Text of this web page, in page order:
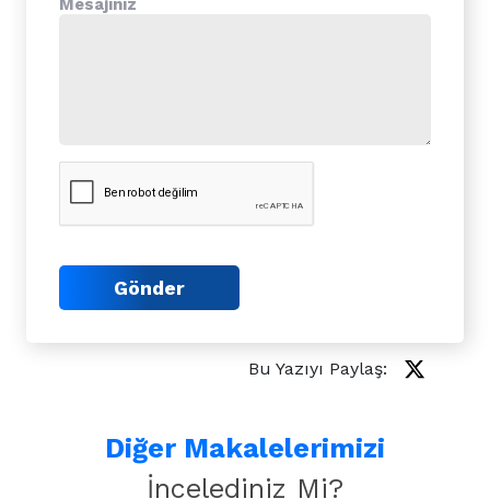
Mesajınız
Gönder
Bu Yazıyı Paylaş:
Diğer Makalelerimizi
İncelediniz Mi?